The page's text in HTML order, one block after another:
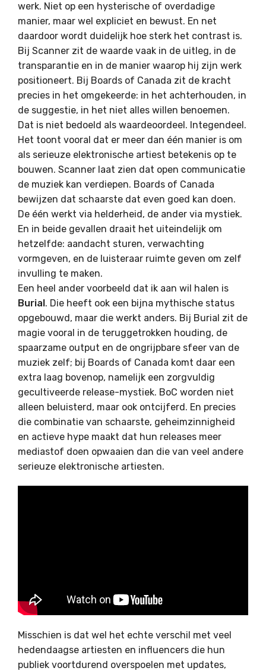
werk. Niet op een hysterische of overdadige
manier, maar wel expliciet en bewust. En net
daardoor wordt duidelijk hoe sterk het contrast is.
Bij Scanner zit de waarde vaak in de uitleg, in de
transparantie en in de manier waarop hij zijn werk
positioneert. Bij Boards of Canada zit de kracht
precies in het omgekeerde: in het achterhouden, in
de suggestie, in het niet alles willen benoemen.
Dat is niet bedoeld als waardeoordeel. Integendeel.
Het toont vooral dat er meer dan één manier is om
als serieuze elektronische artiest betekenis op te
bouwen. Scanner laat zien dat open communicatie
de muziek kan verdiepen. Boards of Canada
bewijzen dat schaarste dat even goed kan doen.
De één werkt via helderheid, de ander via mystiek.
En in beide gevallen draait het uiteindelijk om
hetzelfde: aandacht sturen, verwachting
vormgeven, en de luisteraar ruimte geven om zelf
invulling te maken.
Een heel ander voorbeeld dat ik aan wil halen is
Burial . Die heeft ook een bijna mythische status
opgebouwd, maar die werkt anders. Bij Burial zit de
magie vooral in de teruggetrokken houding, de
spaarzame output en de ongrijpbare sfeer van de
muziek zelf; bij Boards of Canada komt daar een
extra laag bovenop, namelijk een zorgvuldig
gecultiveerde release-mystiek. BoC worden niet
alleen beluisterd, maar ook ontcijferd. En precies
die combinatie van schaarste, geheimzinnigheid
en actieve hype maakt dat hun releases meer
mediastof doen opwaaien dan die van veel andere
serieuze elektronische artiesten.
Misschien is dat wel het echte verschil met veel
hedendaagse artiesten en influencers die hun
publiek voortdurend overspoelen met updates,